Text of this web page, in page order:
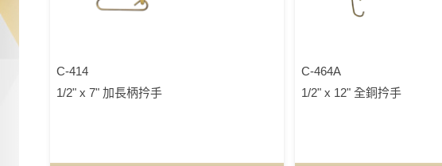
C-414
1/2" x 7" 加長柄扲手
C-464A
1/2" x 12" 全銅扲手